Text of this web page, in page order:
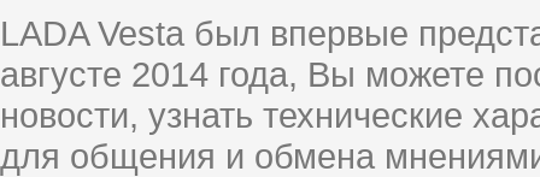
LADA Vesta был впервые
августе 2014 года, Вы можете
новости, узнать технические
для общения и обмена